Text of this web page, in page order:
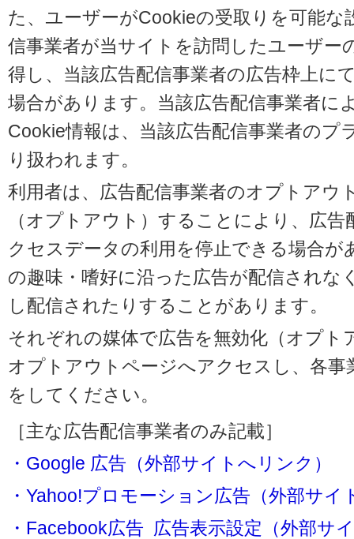
た、ユーザーがCookieの受取りを可能
信事業者が当サイトを訪問したユーザー
得し、当該広告配信事業者の広告枠上に
場合があります。当該広告配信事業者に
Cookie情報は、当該広告配信事業者のプ
り扱われます。
利用者は、広告配信事業者のオプトアウ
（オプトアウト）することにより、広
クセスデータの利用を停止できる場合が
の趣味・嗜好に沿った広告が配信されな
し配信されたりすることがあります。
それぞれの媒体で広告を無効化（オプト
オプトアウトページへアクセスし、各
をしてください。
［主な広告配信事業者のみ記載］
・Google 広告（外部サイトへリンク）
・Yahoo!プロモーション広告（外部サイ
・Facebook広告 広告表示設定（外部サ